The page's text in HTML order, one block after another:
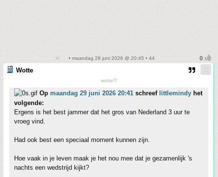
• maandag 29 juni 2026 @ 20:45 • 44
Wotte
wotte!?
Op maandag 29 juni 2026 20:41 schreef littlemindy het
volgende:
Ergens is het best jammer dat het gros van Nederland 3 uur te
vroeg vind.
Had ook best een speciaal moment kunnen zijn.
Hoe vaak in je leven maak je het nou mee dat je gezamenlijk 's
nachts een wedstrijd kijkt?